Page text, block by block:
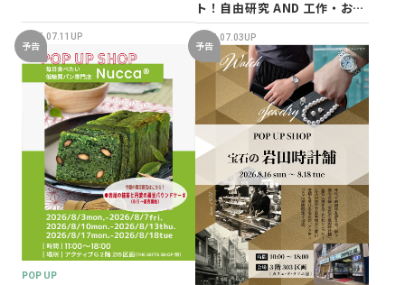
2026.07.11UP
ト！自由研究 AND 工作・おし
ごと体験！
2026.07.03UP
予告
POP UP
予告